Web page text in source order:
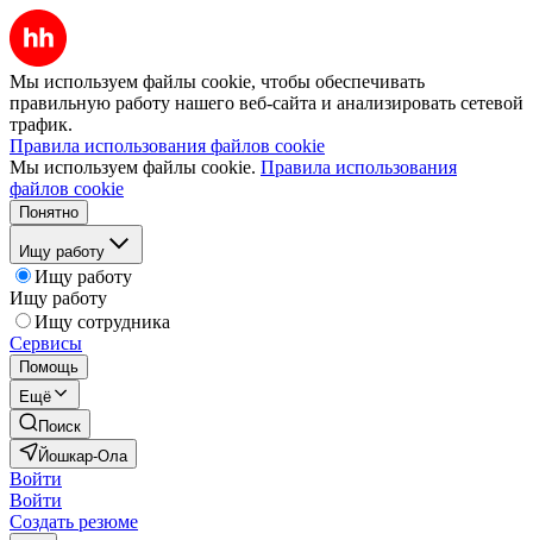
Мы используем файлы cookie, чтобы обеспечивать
правильную работу нашего веб-сайта и анализировать сетевой
трафик.
Правила использования файлов cookie
Мы используем файлы cookie. Правила использования
файлов cookie
Понятно
Ищу работу
Ищу работу
Ищу работу
Ищу сотрудника
Сервисы
Помощь
Ещё
Поиск
Йошкар-Ола
Войти
Войти
Создать резюме